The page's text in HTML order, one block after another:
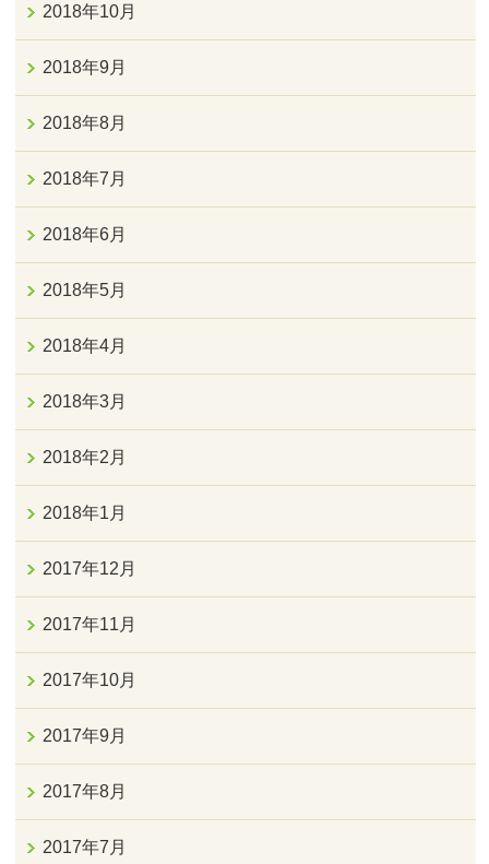
2018年10月
2018年9月
2018年8月
2018年7月
2018年6月
2018年5月
2018年4月
2018年3月
2018年2月
2018年1月
2017年12月
2017年11月
2017年10月
2017年9月
2017年8月
2017年7月